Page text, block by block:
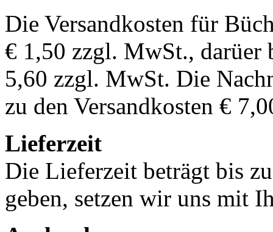
Die Versandkosten für
€ 1,50 zzgl. MwSt., darüer
5,60 zzgl. MwSt. Die
zu den Versandkosten €
Lieferzeit
Die Lieferzeit beträgt bis
geben, setzen wir uns mit